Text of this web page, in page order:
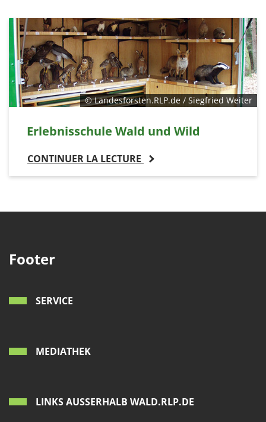
© Landesforsten.RLP.de / Siegfried Weiter
Erlebnisschule Wald und Wild
CONTINUER LA LECTURE
Footer
SERVICE
MEDIATHEK
LINKS AUSSERHALB WALD.RLP.DE